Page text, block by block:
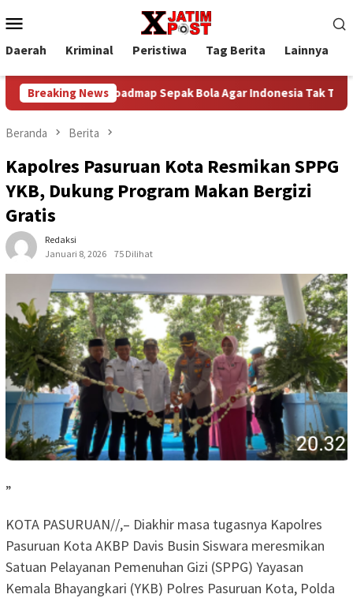
ke
kontenMobile
Daerah Kriminal Peristiwa Tag Berita Lainnya
Breaking News
Bangun Roadmap Sepak Bola Agar Indonesia Tak Terus
Beranda Berita
Kapolres Pasuruan Kota Resmikan SPPG
YKB, Dukung Program Makan Bergizi
Gratis
Redaksi
Januari 8, 2026
75 Dilihat
”
KOTA PASURUAN//,– Diakhir masa tugasnya Kapolres
Pasuruan Kota AKBP Davis Busin Siswara meresmikan
Satuan Pelayanan Pemenuhan Gizi (SPPG) Yayasan
Kemala Bhayangkari (YKB) Polres Pasuruan Kota, Polda